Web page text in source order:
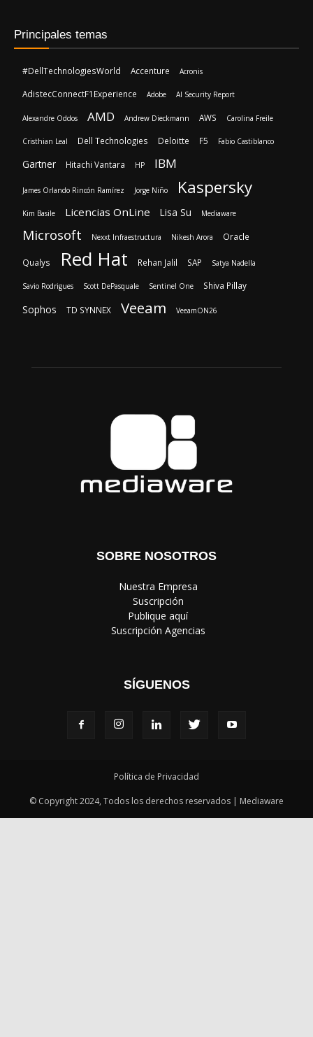
Principales temas
#DellTechnologiesWorld Accenture Acronis
AdistecConnectF1Experience Adobe AI Security Report
Alexandre Oddos AMD Andrew Dieckmann AWS Carolina Freile
Cristhian Leal Dell Technologies Deloitte F5 Fabio Castiblanco
Gartner Hitachi Vantara HP IBM
James Orlando Rincón Ramírez Jorge Niño Kaspersky
Kim Basile Licencias OnLine Lisa Su Mediaware
Microsoft Nexxt Infraestructura Nikesh Arora Oracle
Qualys Red Hat Rehan Jalil SAP Satya Nadella
Savio Rodrigues Scott DePasquale Sentinel One Shiva Pillay
Sophos TD SYNNEX Veeam VeeamON26
SOBRE NOSOTROS
‎ Nuestra Empresa
‎ Suscripción
‎ Publique aquí
‎ Suscripción Agencias
SÍGUENOS
Política de Privacidad
© Copyright 2024, Todos los derechos reservados | Mediaware